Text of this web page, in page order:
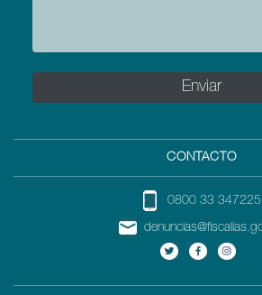
CONTACTO
0800 33 347225